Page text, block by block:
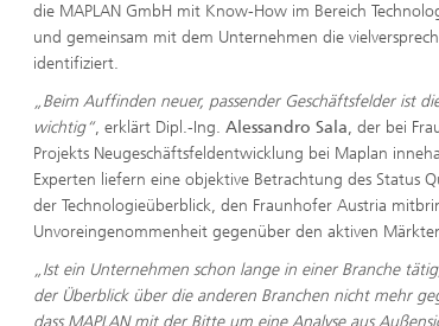
die MAPLAN GmbH mit Know-How im Bereich
und gemeinsam mit dem Unternehmen die
identifiziert.
„Beim Auffinden neuer, passender Geschäftsfelder ist
wichtig“, erklärt Dipl.-Ing. Alessandro Sala, der bei
Projekts Neugeschäftsfeldentwicklung bei Maplan
Experten liefern eine objektive Betrachtung des Status
der Technologieüberblick, den Fraunhofer Austria
Unvoreingenommenheit gegenüber den aktiven
„Ist ein Unternehmen schon lange in einer Branche
der Überblick über die anderen Branchen nicht mehr
dass MAPLAN mit der Bitte um eine Analyse aus